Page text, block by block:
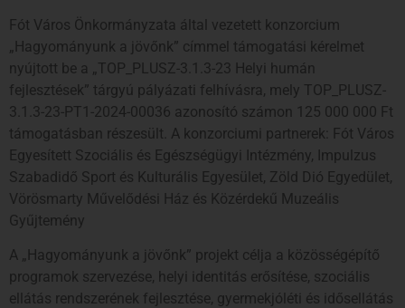
Fót Város Önkormányzata által vezetett konzorcium
„Hagyományunk a jövőnk” címmel támogatási kérelmet
nyújtott be a „TOP_PLUSZ-3.1.3-23 Helyi humán
fejlesztések” tárgyú pályázati felhívásra, mely TOP_PLUSZ-
3.1.3-23-PT1-2024-00036 azonosító számon 125 000 000 Ft
támogatásban részesült. A konzorciumi partnerek: Fót Város
Egyesített Szociális és Egészségügyi Intézmény, Impulzus
Szabadidő Sport és Kulturális Egyesület, Zöld Dió Egyedület,
Vörösmarty Művelődési Ház és Közérdekű Muzeális
Gyűjtemény
A „Hagyományunk a jövőnk” projekt célja a közösségépítő
programok szervezése, helyi identitás erősítése, szociális
ellátás rendszerének fejlesztése, gyermekjóléti és idősellátás